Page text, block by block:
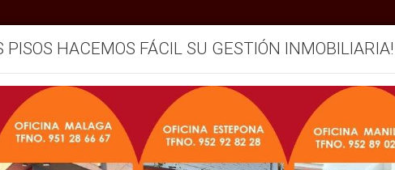
PISOS HACEMOS FÁCIL SU GESTIÓN INMOBILIARIA!